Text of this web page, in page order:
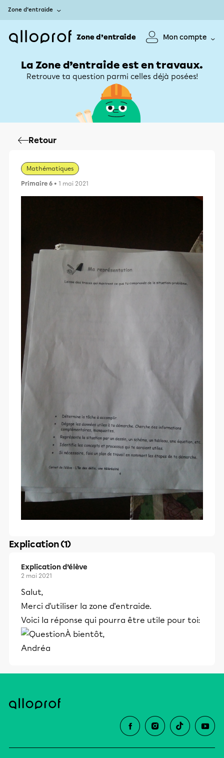
Zone d’entraide
Zone d’entraide Mon compte
La Zone d’entraide est en travaux.
Retrouve ta question parmi celles déjà posées!
Retour
Mathématiques
Primaire 6 • 1 mai 2021
Explication (1)
Explication d’élève
2 mai 2021
Salut,
Merci d'utiliser la zone d'entraide.
Voici la réponse qui pourra être utile pour toi:
À bientôt,
Andréa